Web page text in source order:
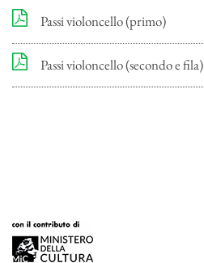
Passi violoncello (primo)
Passi violoncello (secondo e fila)